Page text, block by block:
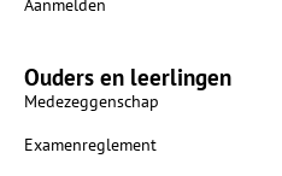
Aanmelden
Ouders en leerlingen
Medezeggenschap
Examenreglement